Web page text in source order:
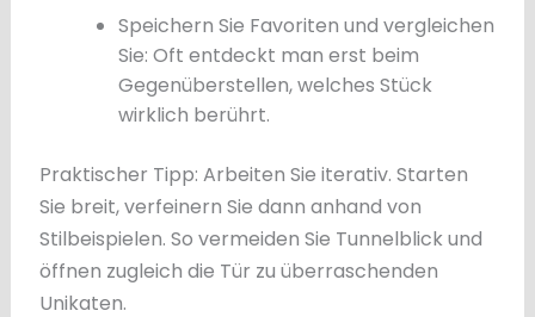
Speichern Sie Favoriten und vergleichen
Sie: Oft entdeckt man erst beim
Gegenüberstellen, welches Stück
wirklich berührt.
Praktischer Tipp: Arbeiten Sie iterativ. Starten
Sie breit, verfeinern Sie dann anhand von
Stilbeispielen. So vermeiden Sie Tunnelblick und
öffnen zugleich die Tür zu überraschenden
Unikaten.